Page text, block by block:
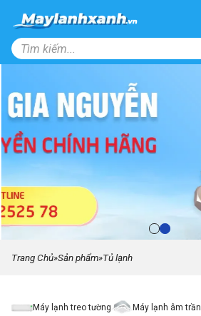
Trang Chủ»Sản phẩm»Tủ lạnh
Máy lạnh treo tường Máy lạnh âm trần